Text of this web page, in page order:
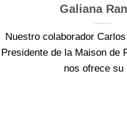
Galiana
Nuestro colaborador
Presidente de la Maison de
nos ofrece su